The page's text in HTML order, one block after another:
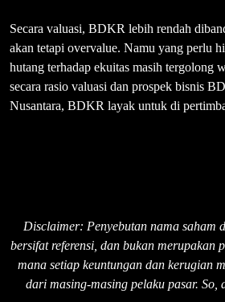
Secara valuasi, BDKR lebih rendah
akan tetapi overvalue. Namu yang perlu
hutang terhadap ekuitas masih tergolong
secara rasio valuasi dan prospek bisnis
Nusantara, BDKR layak untuk di
Disclaimer: Penyebutan nama saham
bersifat referensi, dan bukan merupakan
mana setiap keuntungan dan kerugian
dari masing-masing pelaku pasar. So,